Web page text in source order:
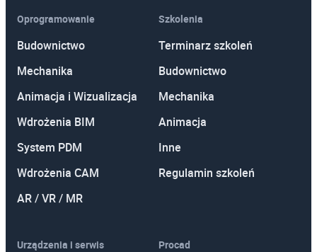
Oprogramowanie
Budownictwo
Mechanika
Animacja i Wizualizacja
Wdrożenia BIM
System PDM
Wdrożenia CAM
AR / VR / MR
Szkolenia
Terminarz szkoleń
Budownictwo
Mechanika
Animacja
Inne
Regulamin szkoleń
Urządzenia i serwis Procad